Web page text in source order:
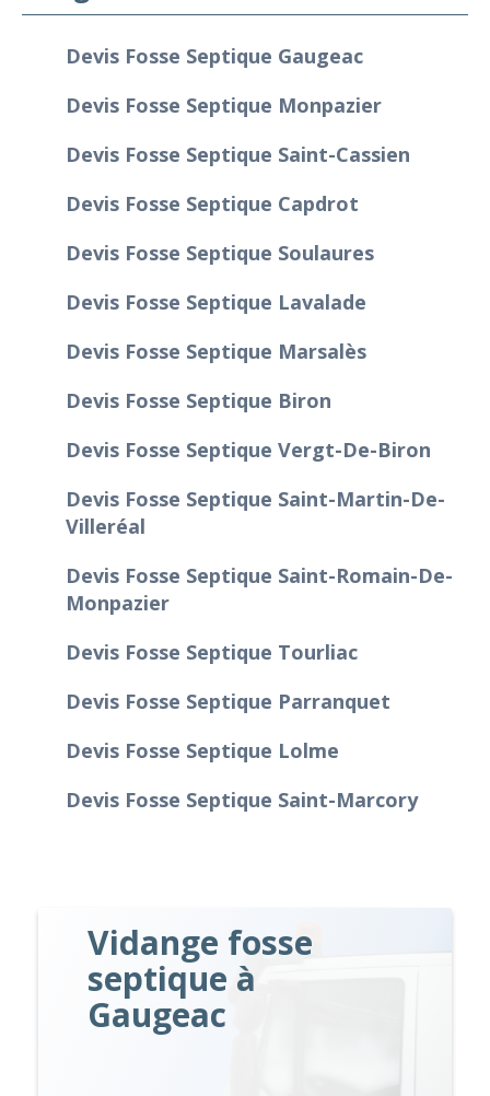
Devis Fosse Septique Gaugeac
Devis Fosse Septique Monpazier
Devis Fosse Septique Saint-Cassien
Devis Fosse Septique Capdrot
Devis Fosse Septique Soulaures
Devis Fosse Septique Lavalade
Devis Fosse Septique Marsalès
Devis Fosse Septique Biron
Devis Fosse Septique Vergt-De-Biron
Devis Fosse Septique Saint-Martin-De-
Villeréal
Devis Fosse Septique Saint-Romain-De-
Monpazier
Devis Fosse Septique Tourliac
Devis Fosse Septique Parranquet
Devis Fosse Septique Lolme
Devis Fosse Septique Saint-Marcory
Vidange fosse
septique à
Gaugeac